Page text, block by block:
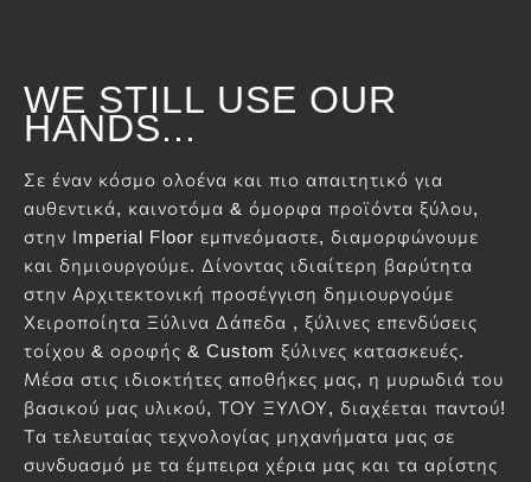
WE STILL USE OUR
HANDS...
Σε έναν κόσμο ολοένα και πιο απαιτητικό για
αυθεντικά, καινοτόμα & όμορφα προϊόντα ξύλου,
στην Ιmperial Floor εμπνεόμαστε, διαμορφώνουμε
και δημιουργούμε. Δίνοντας ιδιαίτερη βαρύτητα
στην Αρχιτεκτονική προσέγγιση δημιουργούμε
Χειροποίητα Ξύλινα Δάπεδα , ξύλινες επενδύσεις
τοίχου & οροφής & Custom ξύλινες κατασκευές.
Μέσα στις ιδιοκτήτες αποθήκες μας, η μυρωδιά του
βασικού μας υλικού, ΤΟΥ ΞΥΛΟΥ, διαχέεται παντού!
Τα τελευταίας τεχνολογίας μηχανήματα μας σε
συνδυασμό με τα έμπειρα χέρια μας και τα αρίστης